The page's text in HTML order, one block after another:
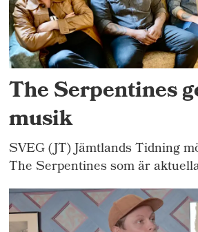
The Serpentines
musik
SVEG (JT) Jämtlands Tidning
The Serpentines som är